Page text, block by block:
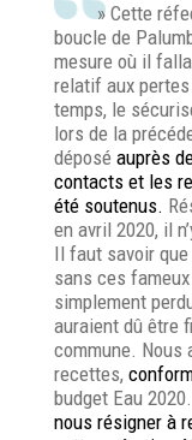
» Cette
boucle de
mesure où il
relatif aux
temps, le
lors de la
déposé auprès
contacts et les
été soutenus.
en avril 2020, il
Il faut savoir
sans ces
simplement
auraient dû être
commune. Nous
recettes,
budget Eau 2020.
nous résigner à